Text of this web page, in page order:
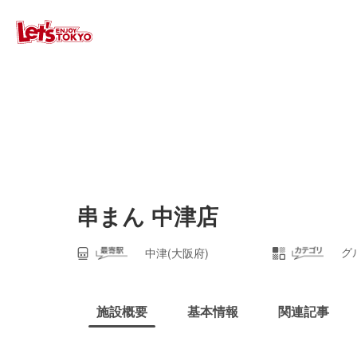
串まん 中津店
中津(大阪府) グ
施設概要 基本情報 関連記事